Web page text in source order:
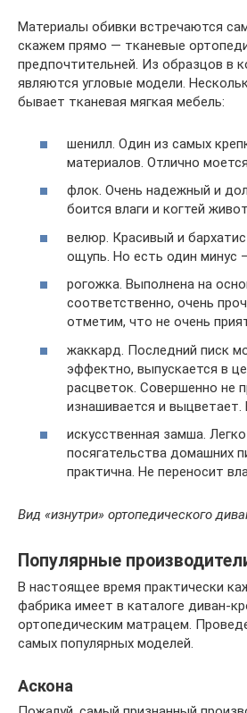
Материалы обивки встречаются
скажем прямо — тканевые
предпочтительней. Из образцов в
являются угловые модели.
бывает тканевая мягкая мебель:
шенилл. Один из самых
материалов. Отлично
флок. Очень надежный и
боится влаги и когтей
велюр. Красивый и
ощупь. Но есть один минус
рогожка. Выполнена на
соответственно, очень
отметим, что не очень
жаккард. Последний писк
эффектно, выпускается в
расцветок. Совершенно не
изнашивается и выцветает.
искусственная замша.
посягательства домашних
практична. Не переносит
Вид «изнутри» ортопедического
Популярные
В настоящее время практически
фабрика имеет в каталоге диван-
ортопедическим матрацем.
самых популярных моделей.
Аскона